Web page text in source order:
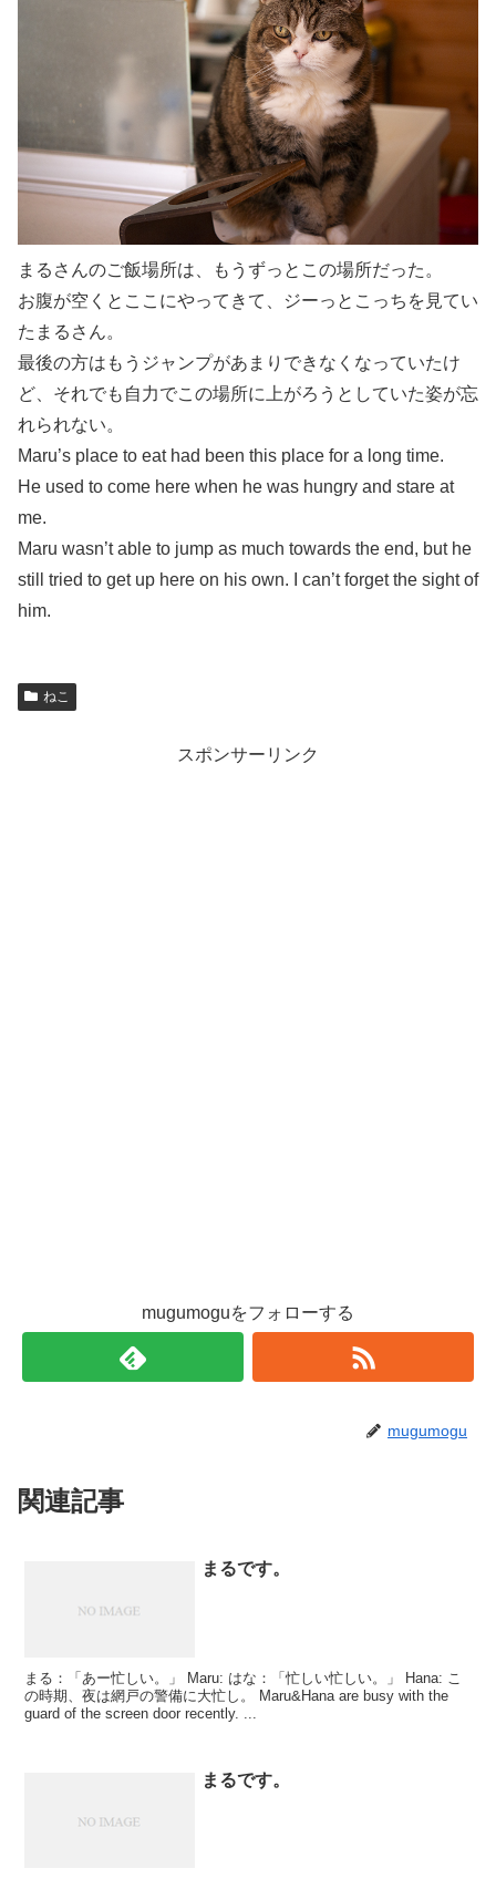
まるさんのご飯場所は、もうずっとこの場所だった。
お腹が空くとここにやってきて、ジーっとこっちを見てい
たまるさん。
最後の方はもうジャンプがあまりできなくなっていたけ
ど、それでも自力でこの場所に上がろうとしていた姿が忘
れられない。
Maru’s place to eat had been this place for a long time.
He used to come here when he was hungry and stare at
me.
Maru wasn’t able to jump as much towards the end, but he
still tried to get up here on his own. I can’t forget the sight of
him.
ねこ
スポンサーリンク
mugumoguをフォローする
mugumogu
関連記事
まるです。
まる：「あー忙しい。」 Maru: はな：「忙しい忙しい。」 Hana: こ
の時期、夜は網戸の警備に大忙し。 Maru&Hana are busy with the
guard of the screen door recently. ...
まるです。